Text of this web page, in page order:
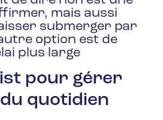
mais aussi
submerger par
option est de
plus large
pour gérer
quotidien